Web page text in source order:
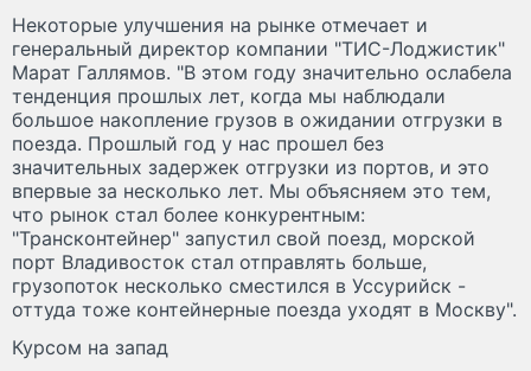
Некоторые улучшения на рынке отмечает и
генеральный директор компании "ТИС-Лоджистик"
Марат Галлямов. "В этом году значительно ослабела
тенденция прошлых лет, когда мы наблюдали
большое накопление грузов в ожидании отгрузки в
поезда. Прошлый год у нас прошел без
значительных задержек отгрузки из портов, и это
впервые за несколько лет. Мы объясняем это тем,
что рынок стал более конкурентным:
"Трансконтейнер" запустил свой поезд, морской
порт Владивосток стал отправлять больше,
грузопоток несколько сместился в Уссурийск -
оттуда тоже контейнерные поезда уходят в Москву".
Курсом на запад